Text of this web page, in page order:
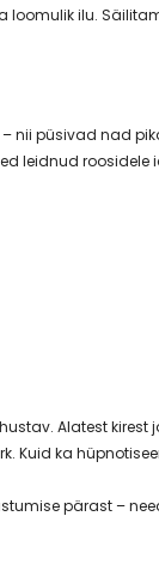
ilu.
püsivad nad
leidnud
Alatest
ka
pärast –